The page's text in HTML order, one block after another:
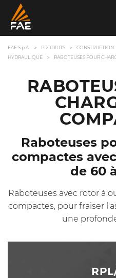
FAE S.p.A. PRODUITS CONSTRUCTION
HYDRAULIQUE
RABOTEUSES POUR
Raboteuses
compactes
de 60
Raboteuses avec rotor à
compactes, pour fraiser
une